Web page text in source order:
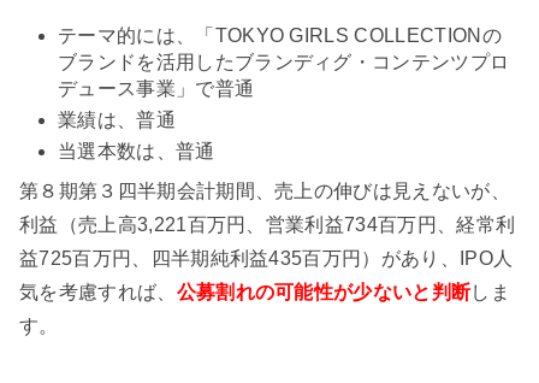
テーマ的には、「TOKYO GIRLS COLLECTIONの
ブランドを活用したブランディグ・コンテンツプロ
デュース事業」で普通
業績は、普通
当選本数は、普通
第８期第３四半期会計期間、売上の伸びは見えないが、
利益（売上高3,221百万円、営業利益734百万円、経常利
益725百万円、四半期純利益435百万円）があり、IPO人
気を考慮すれば、 公募割れの可能性が少ないと判断しま
す。